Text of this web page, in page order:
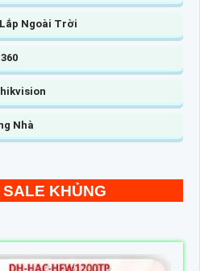
Ngoài Trời
Nhà
KHỦNG